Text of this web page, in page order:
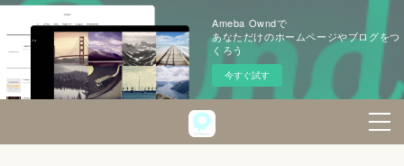
Ameba Owndで
あなただけのホームページやブログをつ
くろう
今すぐ試す